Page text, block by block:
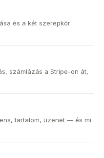
és a két szerepkör
számlázás a Stripe-on át,
tartalom, üzenet — és mi